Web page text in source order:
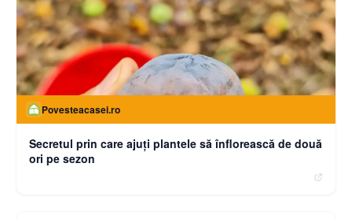
Povesteacasei.ro
Secretul prin care ajuți plantele să înflorească de două
ori pe sezon